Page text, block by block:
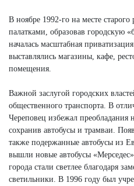
В ноябре 1992-го на месте
палатками, образовав городскую
началась масштабная
выставлялись магазины, кафе,
помещения.
Важной заслугой городских
общественного транспорта. В
Череповец избежал
сохранив автобусы и трамваи.
также подержанные автобусы из
вышли новые автобусы
города стали светлее благодаря
светильники. В 1996 году был